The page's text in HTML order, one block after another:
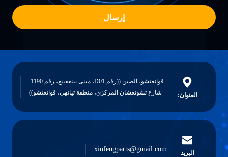
قوانغتشو، الصين ((رقم D01، مبنى يينغفينغ، رقم 1190.
شارع تشونغشان المركزي، منطقة تيانهي، قوانغتشو))
xinfengparts@gmail.com